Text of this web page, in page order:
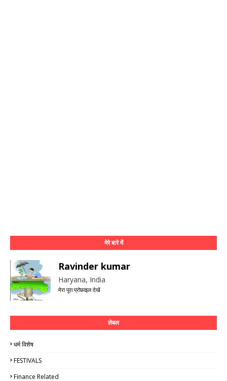
मेरे बारे में
Ravinder kumar
Haryana, India
मेरा पूरा प्रोफ़ाइल देखें
लेबल
धर्म विशेष
FESTIVALS
Finance Related